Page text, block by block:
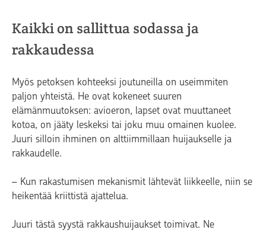
Kaikki on sallittua sodassa ja
rakkaudessa
Myös petoksen kohteeksi joutuneilla on useimmiten
paljon yhteistä. He ovat kokeneet suuren
elämänmuutoksen: avioeron, lapset ovat muuttaneet
kotoa, on jääty leskeksi tai joku muu omainen kuolee.
Juuri silloin ihminen on alttiimmillaan huijaukselle ja
rakkaudelle.
– Kun rakastumisen mekanismit lähtevät liikkeelle, niin se
heikentää kriittistä ajattelua.
Juuri tästä syystä rakkaushuijaukset toimivat. Ne